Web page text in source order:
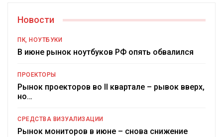
Новости
ПК, НОУТБУКИ
В июне рынок ноутбуков РФ опять обвалился
ПРОЕКТОРЫ
Рынок проекторов во II квартале – рывок вверх,
но…
СРЕДСТВА ВИЗУАЛИЗАЦИИ
Рынок мониторов в июне – снова снижение